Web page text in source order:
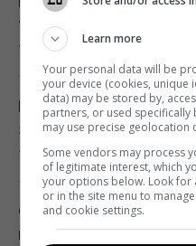
01:23 пятница, 07 августа 2026
"Достаточно, чтобы
победить": бывшая
поставках ракет
01:19 пятница, 07 августа 2026
Одна настройка,
всем владельцам
только белые
7 августа 2026, 05:11
Какая идеальная
знака, с которыми
7 августа 2026, 04:54
Супертест на IQ:
картинке лесного
Learn more
Your personal data will be
your device (cookies, unique
data) may be stored by,
partners, or used specifically
may use precise geolocation
Some vendors may process
of legitimate interest, which
your options below. Look for
or in the site menu to
and cookie settings.